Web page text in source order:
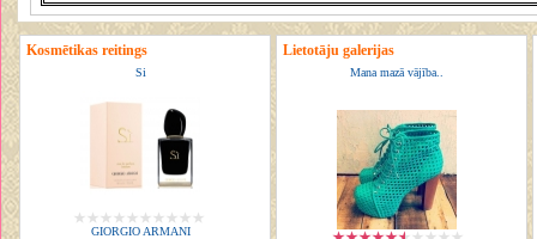
Kosmētikas reitings
Si
GIORGIO ARMANI
Lietotāju galerijas
Mana mazā vājība..